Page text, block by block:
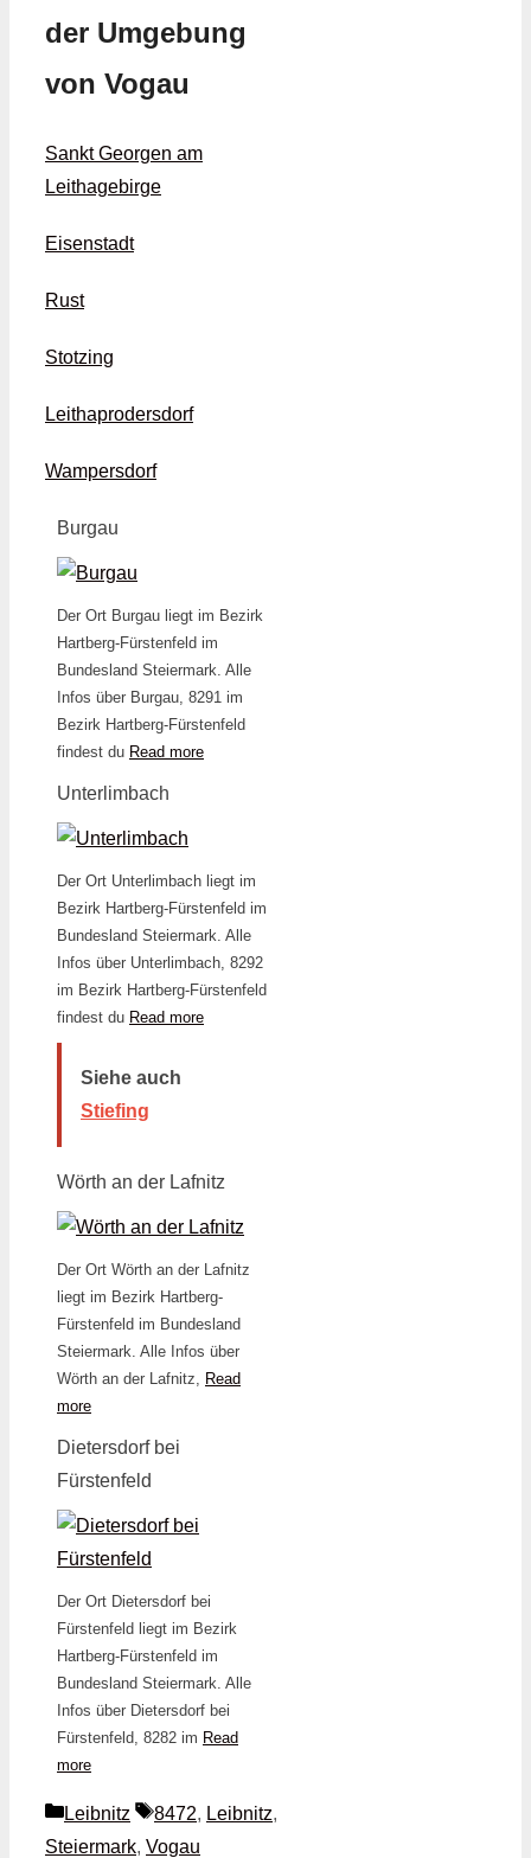
der Umgebung
von Vogau
Sankt Georgen am
Leithagebirge
Eisenstadt
Rust
Stotzing
Leithaprodersdorf
Wampersdorf
Burgau
Der Ort Burgau liegt im Bezirk
Hartberg-Fürstenfeld im
Bundesland Steiermark. Alle
Infos über Burgau, 8291 im
Bezirk Hartberg-Fürstenfeld
findest du Read more
Unterlimbach
Der Ort Unterlimbach liegt im
Bezirk Hartberg-Fürstenfeld im
Bundesland Steiermark. Alle
Infos über Unterlimbach, 8292
im Bezirk Hartberg-Fürstenfeld
findest du Read more
Siehe auch
Stiefing
Wörth an der Lafnitz
Der Ort Wörth an der Lafnitz
liegt im Bezirk Hartberg-
Fürstenfeld im Bundesland
Steiermark. Alle Infos über
Wörth an der Lafnitz, Read
more
Dietersdorf bei
Fürstenfeld
Der Ort Dietersdorf bei
Fürstenfeld liegt im Bezirk
Hartberg-Fürstenfeld im
Bundesland Steiermark. Alle
Infos über Dietersdorf bei
Fürstenfeld, 8282 im Read
more
Kategorien
Leibnitz Schlagwörter
8472, Leibnitz,
Steiermark, Vogau